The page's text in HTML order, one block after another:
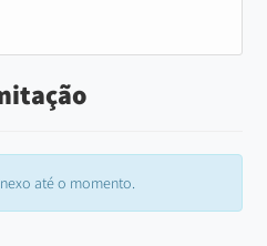
até o momento.